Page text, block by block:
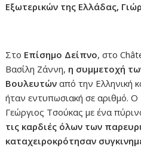
Εξωτερικών της Ελλάδας,
Στο Επίσημο Δείπνο, στο
Βασίλη Ζάννη, η συμμετοχή
Βουλευτών από την Ελληνική
ήταν εντυπωσιακή σε αριθμό.
Γεώργιος Τσούκας με ένα
τις καρδιές όλων των
καταχειροκρότησαν